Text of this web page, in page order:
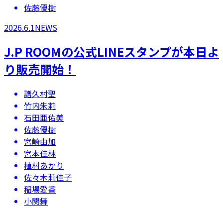
佐藤優樹
2026.6.1NEWS
​​J.P ROOMの公式LINEスタンプが本日よ
り販売開始！
譜久村聖
竹内朱莉
石田亜佑美
佐藤優樹
宮崎由加
宮本佳林
植村あかり
佐々木莉佳子
稲場愛香
小関舞